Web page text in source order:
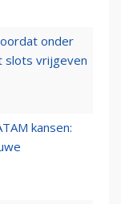
onder
slots vrijgeven
kansen: